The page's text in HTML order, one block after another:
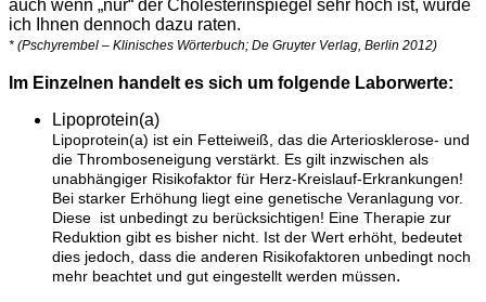
auch wenn „nur“ der Cholesterinspiegel sehr hoch ist, würde
ich Ihnen dennoch dazu raten.
* (Pschyrembel – Klinisches Wörterbuch; De Gruyter Verlag, Berlin 2012)
Im Einzelnen handelt es sich um folgende Laborwerte:
Lipoprotein(a)
Lipoprotein(a) ist ein Fetteiweiß, das die Arteriosklerose- und
die Thromboseneigung verstärkt. Es gilt inzwischen als
unabhängiger Risikofaktor für Herz-Kreislauf-Erkrankungen!
Bei starker Erhöhung liegt eine genetische Veranlagung vor.
Diese ist unbedingt zu berücksichtigen! Eine Therapie zur
Reduktion gibt es bisher nicht. Ist der Wert erhöht, bedeutet
dies jedoch, dass die anderen Risikofaktoren unbedingt noch
mehr beachtet und gut eingestellt werden müssen.